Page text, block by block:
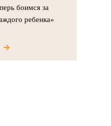
боимся за
ребенка»